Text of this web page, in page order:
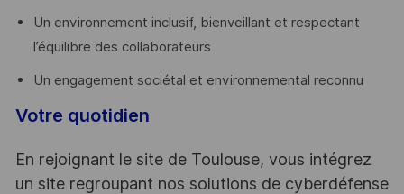
Un environnement inclusif, bienveillant et respectant
l’équilibre des collaborateurs
Un engagement sociétal et environnemental reconnu
Votre quotidien
En rejoignant le site de Toulouse, vous intégrez
un site regroupant nos solutions de cyberdéfense